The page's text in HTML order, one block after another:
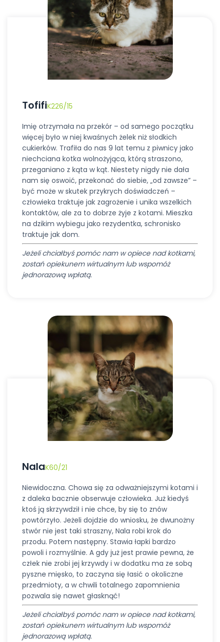
TofifiK226/15
Imię otrzymała na przekór – od samego początku
więcej było w niej kwaśnych żelek niż słodkich
cukierków. Trafiła do nas 9 lat temu z piwnicy jako
niechciana kotka wolnożyjąca, którą straszono,
przeganiano z kąta w kąt. Niestety nigdy nie dała
nam się oswoić, przekonać do siebie, „od zawsze” –
być może w skutek przykrych doświadczeń –
człowieka traktuje jak zagrożenie i unika wszelkich
kontaktów, ale za to dobrze żyje z kotami. Mieszka
na dzikim wybiegu jako rezydentka, schronisko
traktuje jak dom.
Jeżeli chciałbyś pomóc nam w opiece nad kotkami,
zostań opiekunem wirtualnym lub wspomóż
jednorazową wpłatą.
NalaK60/21
Niewidoczna. Chowa się za odważniejszymi kotami i
z daleka bacznie obserwuje człowieka. Już kiedyś
ktoś ją skrzywdził i nie chce, by się to znów
powtórzyło. Jeżeli dojdzie do wniosku, że dwunożny
stwór nie jest taki straszny, Nala robi krok do
przodu. Potem następny. Stawia łapki bardzo
powoli i rozmyślnie. A gdy już jest prawie pewna, że
człek nie zrobi jej krzywdy i w dodatku ma ze sobą
pyszne mięsko, to zaczyna się łasić o okoliczne
przedmioty, a w chwili totalnego zapomnienia
pozwala się nawet głasknąć!
Jeżeli chciałbyś pomóc nam w opiece nad kotkami,
zostań opiekunem wirtualnym lub wspomóż
jednorazową wpłatą.